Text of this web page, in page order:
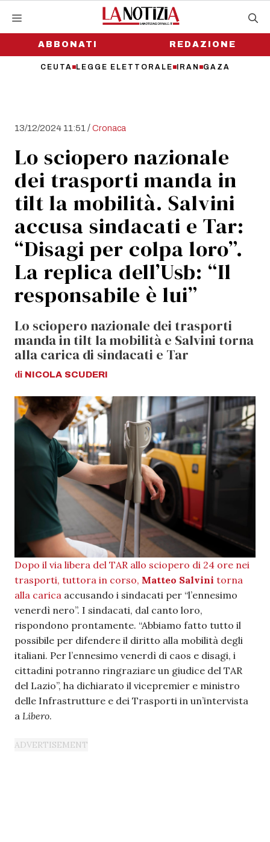
contenutoABBONATI
CEUTA LEGGE ELETTORALE IRAN GAZA
REDAZIONE
13/12/2024 11:51 /Cronaca
Lo sciopero nazionale
dei trasporti manda in
tilt la mobilità. Salvini
accusa sindacati e Tar:
“Disagi per colpa loro”.
La replica dell’Usb: “Il
responsabile è lui”
Lo sciopero nazionale dei trasporti
manda in tilt la mobilità e Salvini torna
alla carica di sindacati e Tar
di NICOLA SCUDERI
Dopo il via libera del TAR allo sciopero di 24 ore nei
trasporti, tuttora in corso, Matteo Salvini torna
alla carica accusando i sindacati per “l’ennesimo
venerdì nero”. I sindacati, dal canto loro,
rispondono prontamente. “Abbiamo fatto tutto il
possibile per difendere il diritto alla mobilità degli
italiani. Per l’ennesimo venerdì di caos e disagi, i
cittadini potranno ringraziare un giudice del TAR
del Lazio”, ha dichiarato il vicepremier e ministro
delle Infrastrutture e dei Trasporti in un’intervista
a Libero.